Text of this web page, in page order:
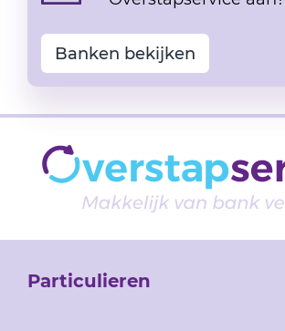
Banken bekijken
Particulieren